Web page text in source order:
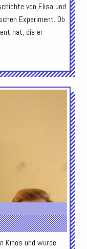
von Elisa und
Experiment. Ob
hat, die er
Kinos und wurde